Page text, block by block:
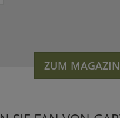
ZUM MAGAZIN